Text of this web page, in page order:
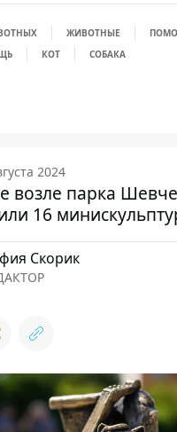
ЖИВОТНЫЕ
КОТ СОБАКА
2024
возле парка
16
Скорик